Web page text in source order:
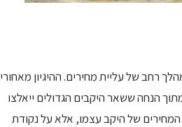
בענף שניסה במהלך שנת 2025 להוביל מהלך רחב של עליית מחירים. ההיגיון מאחורי
הנחה ששאר היקבים הגדולים ייאלצו
של היקב עצמו, אלא על נקודת